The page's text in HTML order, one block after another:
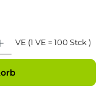
VE (1 VE = 100 Stck )